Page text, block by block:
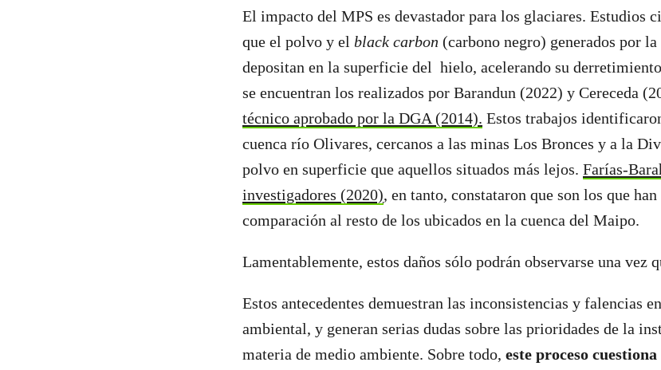
El impacto del MPS es devastador para los glaciares. Estudios
que el polvo y el black carbon (carbono negro) generados por
depositan en la superficie del hielo, acelerando su
se encuentran los realizados por Barandun (2022) y Cereceda
técnico aprobado por la DGA (2014). Estos trabajos
cuenca río Olivares, cercanos a las minas Los Bronces y a la
polvo en superficie que aquellos situados más lejos. Farías-
investigadores (2020), en tanto, constataron que son los que
comparación al resto de los ubicados en la cuenca del Maipo.
Lamentablemente, estos daños sólo podrán observarse una vez
Estos antecedentes demuestran las inconsistencias y falencias
ambiental, y generan serias dudas sobre las prioridades de la
materia de medio ambiente. Sobre todo, este proceso